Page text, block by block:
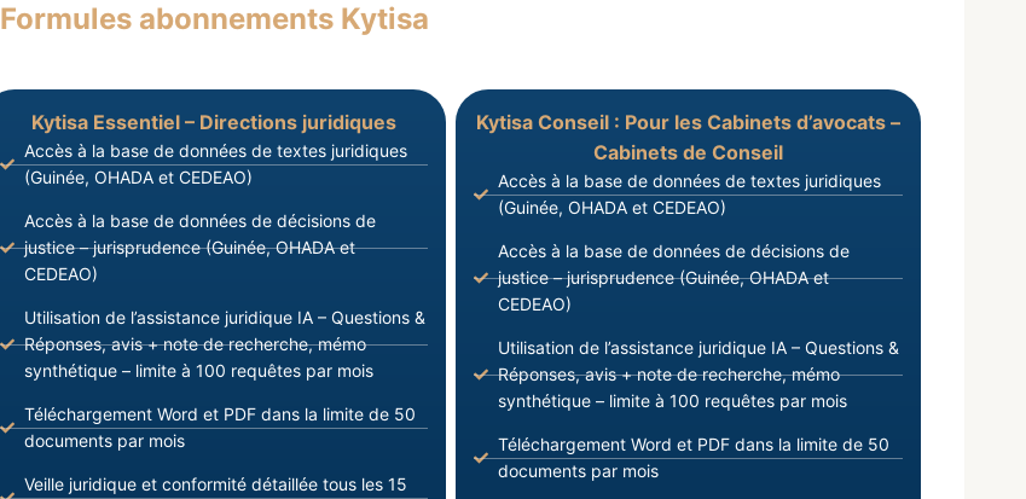
Formules abonnements Kytisa
Kytisa Essentiel – Directions juridiques
Accès à la base de données de textes juridiques
(Guinée, OHADA et CEDEAO)
Accès à la base de données de décisions de
justice – jurisprudence (Guinée, OHADA et
CEDEAO)
Utilisation de l’assistance juridique IA – Questions &
Réponses, avis + note de recherche, mémo
synthétique – limite à 100 requêtes par mois
Téléchargement Word et PDF dans la limite de 50
documents par mois
Veille juridique et conformité détaillée tous les 15
Kytisa Conseil : Pour les Cabinets d’avocats –
Cabinets de Conseil
Accès à la base de données de textes juridiques
(Guinée, OHADA et CEDEAO)
Accès à la base de données de décisions de
justice – jurisprudence (Guinée, OHADA et
CEDEAO)
Utilisation de l’assistance juridique IA – Questions &
Réponses, avis + note de recherche, mémo
synthétique – limite à 100 requêtes par mois
Téléchargement Word et PDF dans la limite de 50
documents par mois